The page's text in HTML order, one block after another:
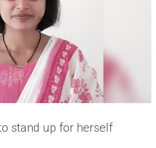
stand up for herself